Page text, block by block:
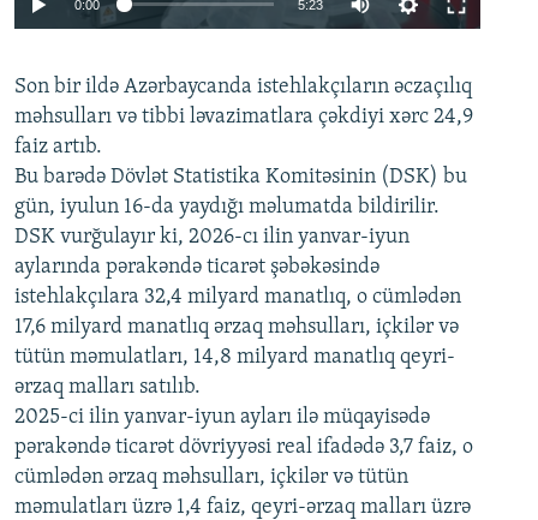
Auto 240p 360p 480p
720p 1080p
0:00 5:23
360p
480p
720p
1080p
Son bir ildə Azərbaycanda istehlakçıların əczaçılıq
məhsulları və tibbi ləvazimatlara çəkdiyi xərc 24,9
faiz artıb.
Bu barədə Dövlət Statistika Komitəsinin (DSK) bu
gün, iyulun 16-da yaydığı məlumatda bildirilir.
DSK vurğulayır ki, 2026-cı ilin yanvar-iyun
aylarında pərakəndə ticarət şəbəkəsində
istehlakçılara 32,4 milyard manatlıq, o cümlədən
17,6 milyard manatlıq ərzaq məhsulları, içkilər və
tütün məmulatları, 14,8 milyard manatlıq qeyri-
ərzaq malları satılıb.
2025-ci ilin yanvar-iyun ayları ilə müqayisədə
pərakəndə ticarət dövriyyəsi real ifadədə 3,7 faiz, o
cümlədən ərzaq məhsulları, içkilər və tütün
məmulatları üzrə 1,4 faiz, qeyri-ərzaq malları üzrə